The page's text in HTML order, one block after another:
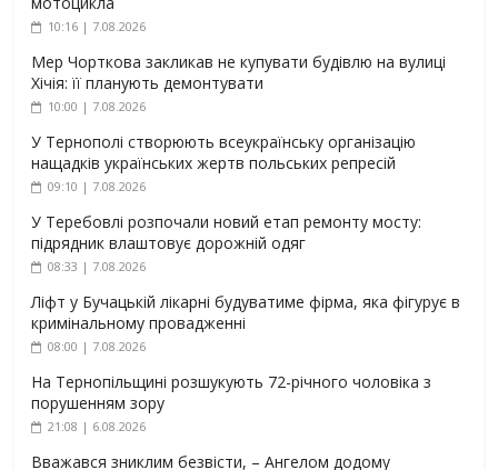
10:16 | 7.08.2026
Мер Чорткова закликав не купувати будівлю на вулиці
Хічія: її планують демонтувати
10:00 | 7.08.2026
У Тернополі створюють всеукраїнську організацію
нащадків українських жертв польських репресій
09:10 | 7.08.2026
У Теребовлі розпочали новий етап ремонту мосту:
підрядник влаштовує дорожній одяг
08:33 | 7.08.2026
Ліфт у Бучацькій лікарні будуватиме фірма, яка фігурує в
кримінальному провадженні
08:00 | 7.08.2026
На Тернопільщині розшукують 72-річного чоловіка з
порушенням зору
21:08 | 6.08.2026
Вважався зниклим безвісти, – Ангелом додому